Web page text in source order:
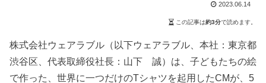
2023.06.14
この記事は約3分で読めます。
株式会社ウェアラブル（以下ウェアラブル、本社：東京都
渋谷区、代表取締役社長：山下 誠）は、子どもたちの絵
で作った、世界に一つだけのTシャツを起用したCMが、5